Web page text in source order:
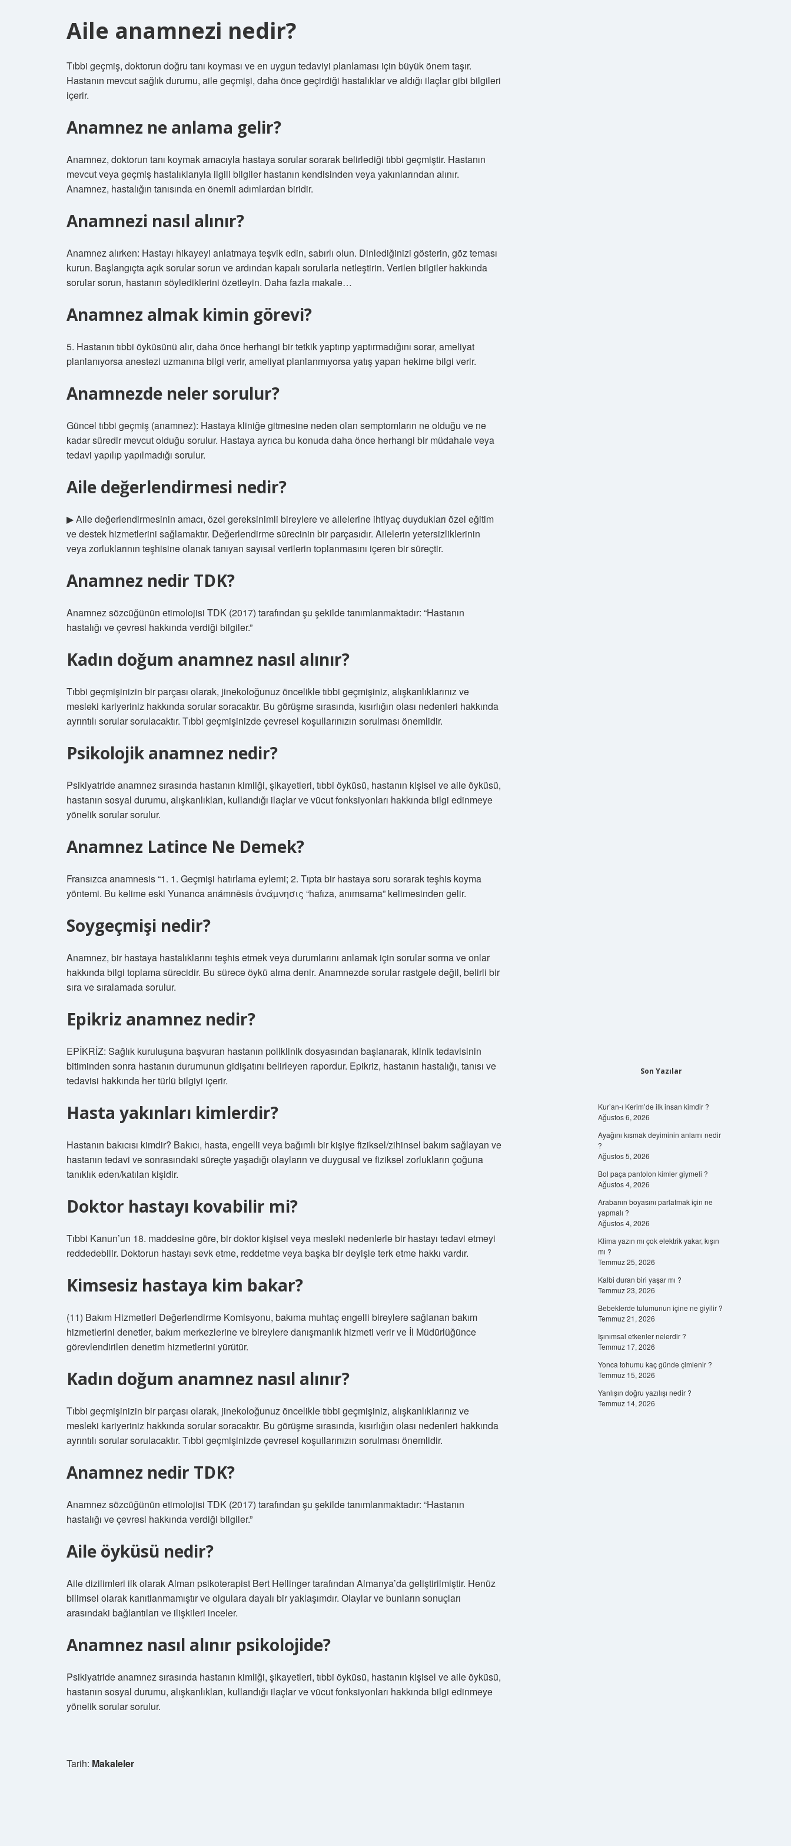
Aile anamnezi nedir?
Tıbbi geçmiş, doktorun doğru tanı koyması ve en uygun tedaviyi planlaması için büyük önem taşır.
Hastanın mevcut sağlık durumu, aile geçmişi, daha önce geçirdiği hastalıklar ve aldığı ilaçlar gibi bilgileri
içerir.
Anamnez ne anlama gelir?
Anamnez, doktorun tanı koymak amacıyla hastaya sorular sorarak belirlediği tıbbi geçmiştir. Hastanın
mevcut veya geçmiş hastalıklarıyla ilgili bilgiler hastanın kendisinden veya yakınlarından alınır.
Anamnez, hastalığın tanısında en önemli adımlardan biridir.
Anamnezi nasıl alınır?
Anamnez alırken: Hastayı hikayeyi anlatmaya teşvik edin, sabırlı olun. Dinlediğinizi gösterin, göz teması
kurun. Başlangıçta açık sorular sorun ve ardından kapalı sorularla netleştirin. Verilen bilgiler hakkında
sorular sorun, hastanın söylediklerini özetleyin. Daha fazla makale…
Anamnez almak kimin görevi?
5. Hastanın tıbbi öyküsünü alır, daha önce herhangi bir tetkik yaptırıp yaptırmadığını sorar, ameliyat
planlanıyorsa anestezi uzmanına bilgi verir, ameliyat planlanmıyorsa yatış yapan hekime bilgi verir.
Anamnezde neler sorulur?
Güncel tıbbi geçmiş (anamnez): Hastaya kliniğe gitmesine neden olan semptomların ne olduğu ve ne
kadar süredir mevcut olduğu sorulur. Hastaya ayrıca bu konuda daha önce herhangi bir müdahale veya
tedavi yapılıp yapılmadığı sorulur.
Aile değerlendirmesi nedir?
▶ Aile değerlendirmesinin amacı, özel gereksinimli bireylere ve ailelerine ihtiyaç duydukları özel eğitim
ve destek hizmetlerini sağlamaktır. Değerlendirme sürecinin bir parçasıdır. Ailelerin yetersizliklerinin
veya zorluklarının teşhisine olanak tanıyan sayısal verilerin toplanmasını içeren bir süreçtir.
Anamnez nedir TDK?
Anamnez sözcüğünün etimolojisi TDK (2017) tarafından şu şekilde tanımlanmaktadır: “Hastanın
hastalığı ve çevresi hakkında verdiği bilgiler.”
Kadın doğum anamnez nasıl alınır?
Tıbbi geçmişinizin bir parçası olarak, jinekoloğunuz öncelikle tıbbi geçmişiniz, alışkanlıklarınız ve
mesleki kariyeriniz hakkında sorular soracaktır. Bu görüşme sırasında, kısırlığın olası nedenleri hakkında
ayrıntılı sorular sorulacaktır. Tıbbi geçmişinizde çevresel koşullarınızın sorulması önemlidir.
Psikolojik anamnez nedir?
Psikiyatride anamnez sırasında hastanın kimliği, şikayetleri, tıbbi öyküsü, hastanın kişisel ve aile öyküsü,
hastanın sosyal durumu, alışkanlıkları, kullandığı ilaçlar ve vücut fonksiyonları hakkında bilgi edinmeye
yönelik sorular sorulur.
Anamnez Latince Ne Demek?
Fransızca anamnesis “1. 1. Geçmişi hatırlama eylemi; 2. Tıpta bir hastaya soru sorarak teşhis koyma
yöntemi. Bu kelime eski Yunanca anámnēsis ἀνάµνησις “hafıza, anımsama” kelimesinden gelir.
Soygeçmişi nedir?
Anamnez, bir hastaya hastalıklarını teşhis etmek veya durumlarını anlamak için sorular sorma ve onlar
hakkında bilgi toplama sürecidir. Bu sürece öykü alma denir. Anamnezde sorular rastgele değil, belirli bir
sıra ve sıralamada sorulur.
Epikriz anamnez nedir?
EPİKRİZ: Sağlık kuruluşuna başvuran hastanın poliklinik dosyasından başlanarak, klinik tedavisinin
bitiminden sonra hastanın durumunun gidişatını belirleyen rapordur. Epikriz, hastanın hastalığı, tanısı ve
tedavisi hakkında her türlü bilgiyi içerir.
Hasta yakınları kimlerdir?
Hastanın bakıcısı kimdir? Bakıcı, hasta, engelli veya bağımlı bir kişiye fiziksel/zihinsel bakım sağlayan ve
hastanın tedavi ve sonrasındaki süreçte yaşadığı olayların ve duygusal ve fiziksel zorlukların çoğuna
tanıklık eden/katılan kişidir.
Doktor hastayı kovabilir mi?
Tıbbi Kanun’un 18. maddesine göre, bir doktor kişisel veya mesleki nedenlerle bir hastayı tedavi etmeyi
reddedebilir. Doktorun hastayı sevk etme, reddetme veya başka bir deyişle terk etme hakkı vardır.
Kimsesiz hastaya kim bakar?
(11) Bakım Hizmetleri Değerlendirme Komisyonu, bakıma muhtaç engelli bireylere sağlanan bakım
hizmetlerini denetler, bakım merkezlerine ve bireylere danışmanlık hizmeti verir ve İl Müdürlüğünce
görevlendirilen denetim hizmetlerini yürütür.
Kadın doğum anamnez nasıl alınır?
Tıbbi geçmişinizin bir parçası olarak, jinekoloğunuz öncelikle tıbbi geçmişiniz, alışkanlıklarınız ve
mesleki kariyeriniz hakkında sorular soracaktır. Bu görüşme sırasında, kısırlığın olası nedenleri hakkında
ayrıntılı sorular sorulacaktır. Tıbbi geçmişinizde çevresel koşullarınızın sorulması önemlidir.
Anamnez nedir TDK?
Anamnez sözcüğünün etimolojisi TDK (2017) tarafından şu şekilde tanımlanmaktadır: “Hastanın
hastalığı ve çevresi hakkında verdiği bilgiler.”
Aile öyküsü nedir?
Aile dizilimleri ilk olarak Alman psikoterapist Bert Hellinger tarafından Almanya’da geliştirilmiştir. Henüz
bilimsel olarak kanıtlanmamıştır ve olgulara dayalı bir yaklaşımdır. Olaylar ve bunların sonuçları
arasındaki bağlantıları ve ilişkileri inceler.
Anamnez nasıl alınır psikolojide?
Psikiyatride anamnez sırasında hastanın kimliği, şikayetleri, tıbbi öyküsü, hastanın kişisel ve aile öyküsü,
hastanın sosyal durumu, alışkanlıkları, kullandığı ilaçlar ve vücut fonksiyonları hakkında bilgi edinmeye
yönelik sorular sorulur.
Tarih: Makaleler
Son Yazılar
Kur’an-ı Kerim’de ilk insan kimdir ?
Ağustos 6, 2026
Ayağını kısmak deyiminin anlamı nedir
?
Ağustos 5, 2026
Bol paça pantolon kimler giymeli ?
Ağustos 4, 2026
Arabanın boyasını parlatmak için ne
yapmalı ?
Ağustos 4, 2026
Klima yazın mı çok elektrik yakar, kışın
mı ?
Temmuz 25, 2026
Kalbi duran biri yaşar mı ?
Temmuz 23, 2026
Bebeklerde tulumunun içine ne giyilir ?
Temmuz 21, 2026
Işınımsal etkenler nelerdir ?
Temmuz 17, 2026
Yonca tohumu kaç günde çimlenir ?
Temmuz 15, 2026
Yanlışın doğru yazılışı nedir ?
Temmuz 14, 2026